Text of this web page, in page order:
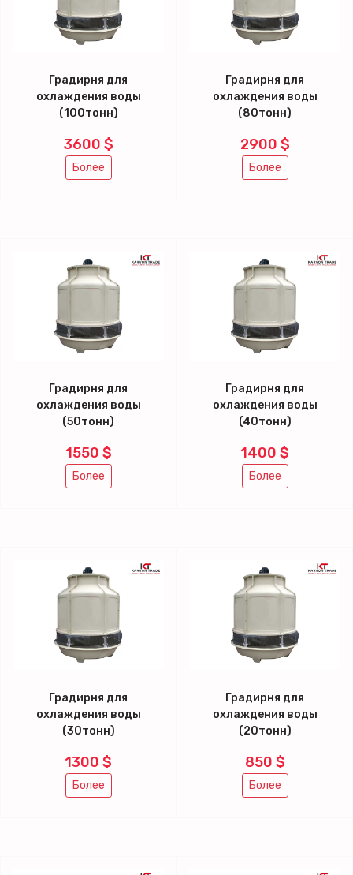
Градирня для
охлаждения воды
(100тонн)
3600 $
Более
Градирня для
охлаждения воды
(80тонн)
2900 $
Более
Градирня для
охлаждения воды
(50тонн)
1550 $
Более
Градирня для
охлаждения воды
(40тонн)
1400 $
Более
Градирня для
охлаждения воды
(30тонн)
1300 $
Более
Градирня для
охлаждения воды
(20тонн)
850 $
Более